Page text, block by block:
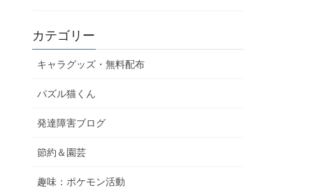
カテゴリー
キャラグッズ・無料配布
パズル猫くん
発達障害ブログ
節約＆園芸
趣味：ポケモン活動